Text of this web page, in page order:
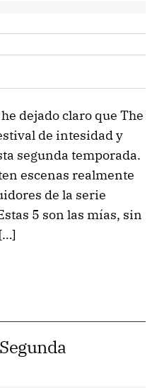
dejado claro que The
de intesidad y
segunda temporada.
escenas realmente
de la serie
5 son las mías, sin